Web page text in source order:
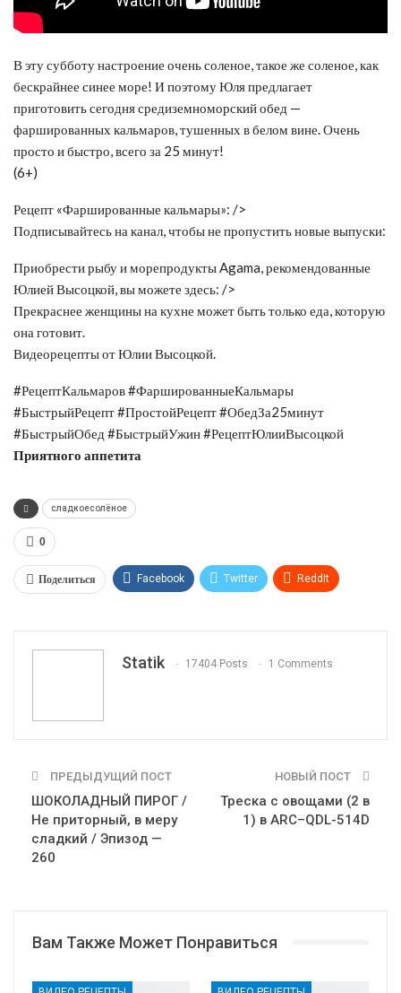
В эту субботу настроение очень соленое, такое же соленое, как
бескрайнее синее море! И поэтому Юля предлагает
приготовить сегодня средиземноморский обед —
фаршированных кальмаров, тушенных в белом вине. Очень
просто и быстро, всего за 25 минут!
(6+)
Рецепт «Фаршированные кальмары»: />
Подписывайтесь на канал, чтобы не пропустить новые выпуски:
Приобрести рыбу и морепродукты Agama, рекомендованные
Юлией Высоцкой, вы можете здесь: />
Прекраснее женщины на кухне может быть только еда, которую
она готовит.
Видеорецепты от Юлии Высоцкой.
#РецептКальмаров #ФаршированныеКальмары
#БыстрыйРецепт #ПростойРецепт #ОбедЗа25минут
#БыстрыйОбед #БыстрыйУжин #РецептЮлииВысоцкой
Приятного аппетита
сладкоесолёное
0
Поделиться Facebook Twitter ReddIt
Statik 17404 Posts 1 Comments
ПРЕДЫДУЩИЙ ПОСТ
ШОКОЛАДНЫЙ ПИРОГ /
Не приторный, в меру
сладкий / Эпизод —
260
НОВЫЙ ПОСТ
Треска с овощами (2 в
1) в ARC–QDL-514D
Вам Также Может Понравиться